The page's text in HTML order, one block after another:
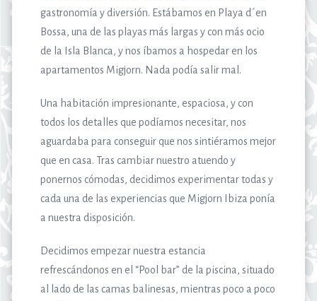
gastronomía y diversión. Estábamos en Playa d´en
Bossa, una de las playas más largas y con más ocio
de la Isla Blanca, y nos íbamos a hospedar en los
apartamentos Migjorn. Nada podía salir mal.
Una habitación impresionante, espaciosa, y con
todos los detalles que podíamos necesitar, nos
aguardaba para conseguir que nos sintiéramos mejor
que en casa. Tras cambiar nuestro atuendo y
ponernos cómodas, decidimos experimentar todas y
cada una de las experiencias que Migjorn Ibiza ponía
a nuestra disposición.
Decidimos empezar nuestra estancia
refrescándonos en el “Pool bar” de la piscina, situado
al lado de las camas balinesas, mientras poco a poco